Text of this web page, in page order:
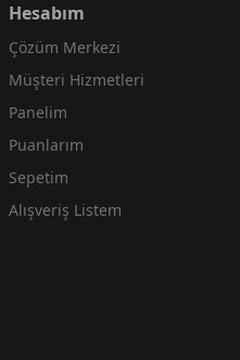
Hesabım
Çözüm Merkezi
Müşteri Hizmetleri
Panelim
Puanlarım
Sepetim
Alışveriş Listem